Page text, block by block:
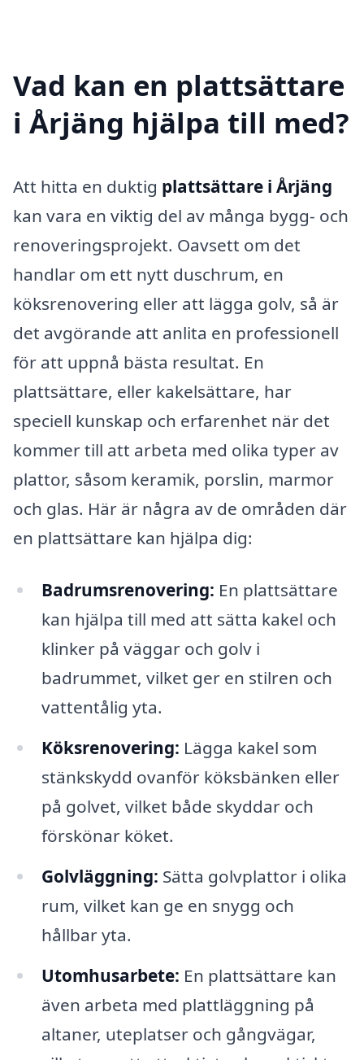
Vad kan en plattsättare
i Årjäng hjälpa till med?
Att hitta en duktig plattsättare i Årjäng
kan vara en viktig del av många bygg- och
renoveringsprojekt. Oavsett om det
handlar om ett nytt duschrum, en
köksrenovering eller att lägga golv, så är
det avgörande att anlita en professionell
för att uppnå bästa resultat. En
plattsättare, eller kakelsättare, har
speciell kunskap och erfarenhet när det
kommer till att arbeta med olika typer av
plattor, såsom keramik, porslin, marmor
och glas. Här är några av de områden där
en plattsättare kan hjälpa dig:
Badrumsrenovering: En plattsättare
kan hjälpa till med att sätta kakel och
klinker på väggar och golv i
badrummet, vilket ger en stilren och
vattentålig yta.
Köksrenovering: Lägga kakel som
stänkskydd ovanför köksbänken eller
på golvet, vilket både skyddar och
förskönar köket.
Golvläggning: Sätta golvplattor i olika
rum, vilket kan ge en snygg och
hållbar yta.
Utomhusarbete: En plattsättare kan
även arbeta med plattläggning på
altaner, uteplatser och gångvägar,